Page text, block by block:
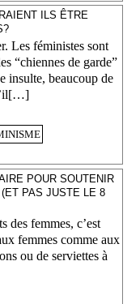
ILS ÊTRE
Les féministes sont
“chiennes de garde”
insulte, beaucoup de
POUR SOUTENIR
PAS JUSTE LE 8
des femmes, c’est
femmes comme aux
ou de serviettes à